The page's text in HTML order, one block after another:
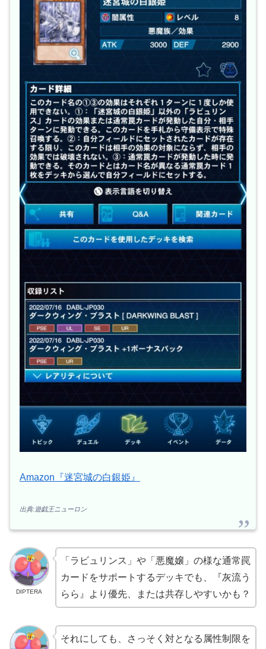
Amazon『迷宮城の白銀姫』
出典:遊戯王ニューロン
DIPTERA
「ラビュリンス」や「悪魔嬢」の様な通常罠
カードをサポートするデッキでも、『灰流う
らら』より優先、または共存しやすいかも？
それにしても、さっそく対となる属性制限を